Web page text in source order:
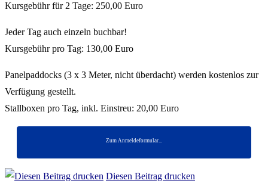
Kursgebühr für 2 Tage: 250,00 Euro
Jeder Tag auch einzeln buchbar!
Kursgebühr pro Tag: 130,00 Euro
Panelpaddocks (3 x 3 Meter, nicht überdacht) werden kostenlos zur
Verfügung gestellt.
Stallboxen pro Tag, inkl. Einstreu: 20,00 Euro
Zum Anmeldeformular...
Diesen Beitrag drucken